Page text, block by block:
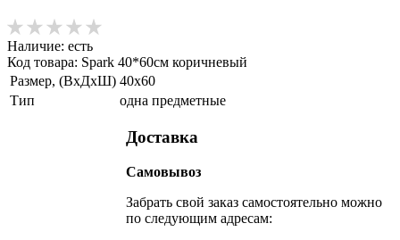
Наличие: есть
Код товара: Spark 40*60см коричневый
Размер, (ВхДхШ) 40х60
Тип
одна предметные
Доставка
Самовывоз
Забрать свой заказ самостоятельно можно
по следующим адресам: